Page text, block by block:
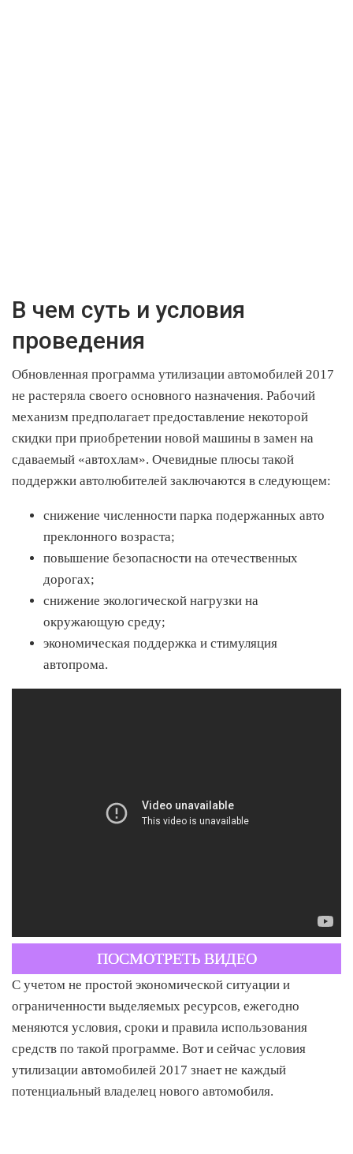
В чем суть и условия
проведения
Обновленная программа утилизации автомобилей 2017
не растеряла своего основного назначения. Рабочий
механизм предполагает предоставление некоторой
скидки при приобретении новой машины в замен на
сдаваемый «автохлам». Очевидные плюсы такой
поддержки автолюбителей заключаются в следующем:
снижение численности парка подержанных авто
преклонного возраста;
повышение безопасности на отечественных
дорогах;
снижение экологической нагрузки на
окружающую среду;
экономическая поддержка и стимуляция
автопрома.
ПОСМОТРЕТЬ ВИДЕО
С учетом не простой экономической ситуации и
ограниченности выделяемых ресурсов, ежегодно
меняются условия, сроки и правила использования
средств по такой программе. Вот и сейчас условия
утилизации автомобилей 2017 знает не каждый
потенциальный владелец нового автомобиля.